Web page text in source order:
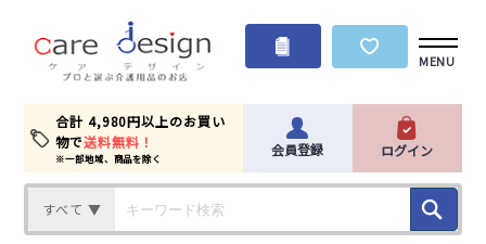
MENU
合計 4,980円以上のお買い
物で送料無料！
※一部地域、商品を除く 会員登録 ログイン
すべて ▼